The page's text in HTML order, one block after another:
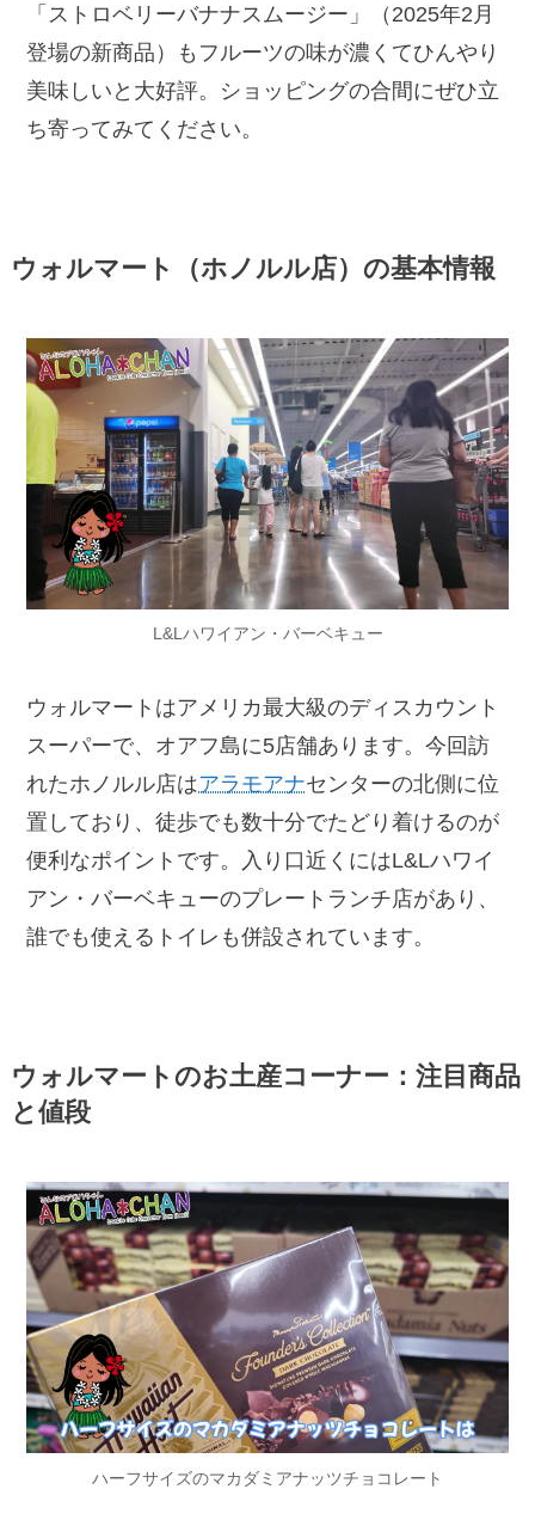
「ストロベリーバナナスムージー」（2025年2月
登場の新商品）もフルーツの味が濃くてひんやり
美味しいと大好評。ショッピングの合間にぜひ立
ち寄ってみてください。
ウォルマート（ホノルル店）の基本情報
L&Lハワイアン・バーベキュー
ウォルマートはアメリカ最大級のディスカウント
スーパーで、オアフ島に5店舗あります。今回訪
れたホノルル店はアラモアナセンターの北側に位
置しており、徒歩でも数十分でたどり着けるのが
便利なポイントです。入り口近くにはL&Lハワイ
アン・バーベキューのプレートランチ店があり、
誰でも使えるトイレも併設されています。
ウォルマートのお土産コーナー：注目商品
と値段
ハーフサイズのマカダミアナッツチョコレート